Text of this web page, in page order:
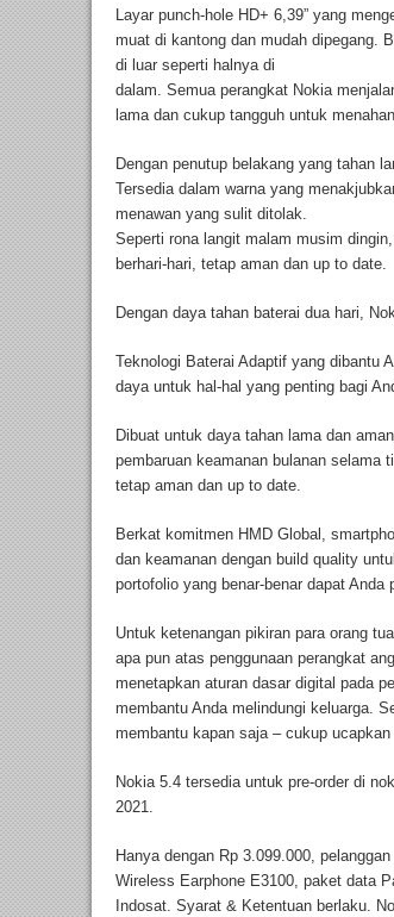
Layar punch-hole HD+ 6,39” yang
muat di kantong dan mudah dipegang.
di luar seperti halnya di
dalam. Semua perangkat Nokia
lama dan cukup tangguh untuk
Dengan penutup belakang yang tahan
Tersedia dalam warna yang
menawan yang sulit ditolak.
Seperti rona langit malam musim
berhari-hari, tetap aman dan up to date.
Dengan daya tahan baterai dua hari,
Teknologi Baterai Adaptif yang dibantu
daya untuk hal-hal yang penting bagi
Dibuat untuk daya tahan lama dan
pembaruan keamanan bulanan selama
tetap aman dan up to date.
Berkat komitmen HMD Global,
dan keamanan dengan build quality
portofolio yang benar-benar dapat Anda
Untuk ketenangan pikiran para orang
apa pun atas penggunaan perangkat
menetapkan aturan dasar digital pada
membantu Anda melindungi keluarga.
membantu kapan saja – cukup ucapkan
Nokia 5.4 tersedia untuk pre-order di
2021.
Hanya dengan Rp 3.099.000,
Wireless Earphone E3100, paket data
Indosat. Syarat & Ketentuan berlaku.